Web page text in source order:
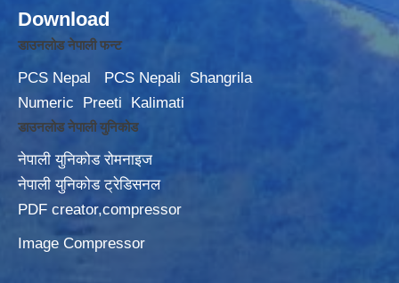
Download
डाउनलोड नेपाली फन्ट
PCS Nepal PCS Nepali
Shangrila
Numeric
Preeti Kalimati
डाउनलोड नेपाली युनिकोड
नेपाली युनिकोड रोमनाइज
नेपाली युनिकोड ट्रेडिसनल
PDF creator,compressor
Image Compressor